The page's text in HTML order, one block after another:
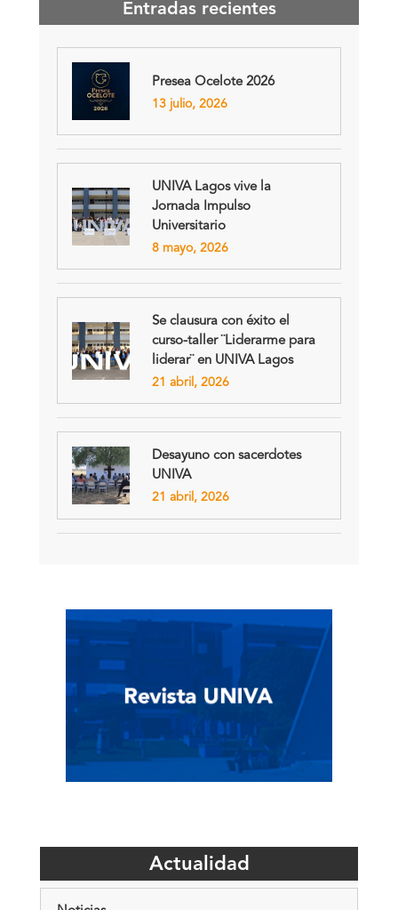
Entradas recientes
Presea Ocelote 2026
13 julio, 2026
UNIVA Lagos vive la
Jornada Impulso
Universitario
8 mayo, 2026
Se clausura con éxito el
curso-taller ¨Liderarme para
liderar¨ en UNIVA Lagos
21 abril, 2026
Desayuno con sacerdotes
UNIVA
21 abril, 2026
Actualidad